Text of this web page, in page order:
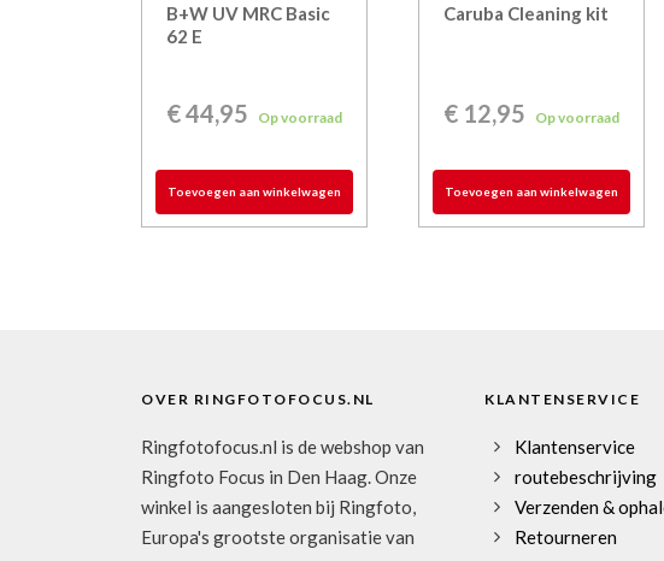
B+W UV MRC Basic
62 E
€44,95 Op voorraad
Toevoegen aan winkelwagen
Caruba Cleaning kit
€ 12,95 Op voorraad
Toevoegen aan winkelwagen
OVER RINGFOTOFOCUS.NL
Ringfotofocus.nl is de webshop van
Ringfoto Focus in Den Haag. Onze
winkel is aangesloten bij Ringfoto,
Europa's grootste organisatie van
KLANTENSERVICE
Klantenservice
routebeschrijving
Verzenden &
Retourneren